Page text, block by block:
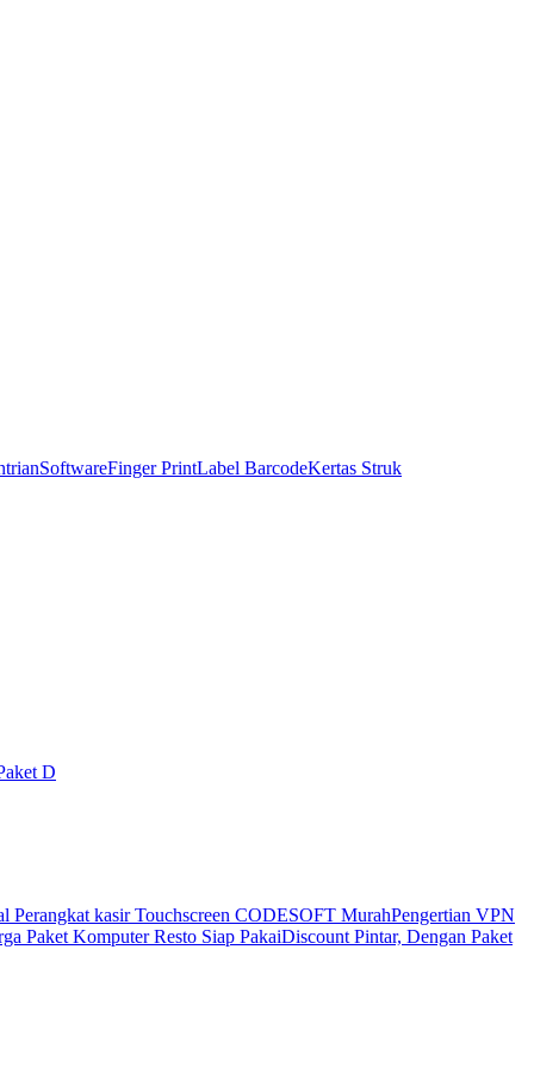
SoftwareFinger PrintLabel BarcodeKertas Struk
D
Perangkat kasir Touchscreen CODESOFT MurahPengertian VPN
Paket Komputer Resto Siap PakaiDiscount Pintar, Dengan Paket